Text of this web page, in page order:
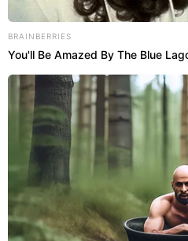
BRAINBERRIES
You'll Be Amazed By The Blue